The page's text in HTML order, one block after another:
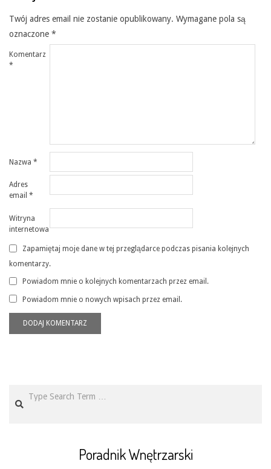
Twój adres email nie zostanie opublikowany. Wymagane pola są
oznaczone *
Komentarz
*
Nazwa *
Adres
email *
Witryna
internetowa
Zapamiętaj moje dane w tej przeglądarce podczas pisania kolejnych
komentarzy.
Powiadom mnie o kolejnych komentarzach przez email.
Powiadom mnie o nowych wpisach przez email.
Poradnik Wnętrzarski